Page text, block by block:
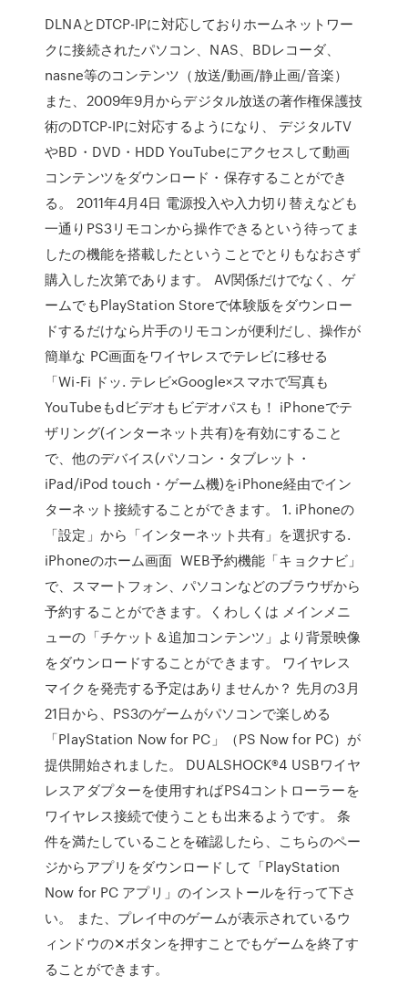
DLNAとDTCP-IPに対応しておりホームネットワー
クに接続されたパソコン、NAS、BDレコーダ、
nasne等のコンテンツ（放送/動画/静止画/音楽）
また、2009年9月からデジタル放送の著作権保護技
術のDTCP-IPに対応するようになり、 デジタルTV
やBD・DVD・HDD YouTubeにアクセスして動画
コンテンツをダウンロード・保存することができ
る。 2011年4月4日 電源投入や入力切り替えなども
一通りPS3リモコンから操作できるという待ってま
したの機能を搭載したということでとりもなおさず
購入した次第であります。 AV関係だけでなく、ゲ
ームでもPlayStation Storeで体験版をダウンロー
ドするだけなら片手のリモコンが便利だし、操作が
簡単な PC画面をワイヤレスでテレビに移せる
「Wi-Fi ドッ. テレビ×Google×スマホで写真も
YouTubeもdビデオもビデオパスも！ iPhoneでテ
ザリング(インターネット共有)を有効にすること
で、他のデバイス(パソコン・タブレット・
iPad/iPod touch・ゲーム機)をiPhone経由でイン
ターネット接続することができます。 1. iPhoneの
「設定」から「インターネット共有」を選択する.
iPhoneのホーム画面 WEB予約機能「キョクナビ」
で、スマートフォン、パソコンなどのブラウザから
予約することができます。くわしくは メインメニ
ューの「チケット＆追加コンテンツ」より背景映像
をダウンロードすることができます。 ワイヤレス
マイクを発売する予定はありませんか？ 先月の3月
21日から、PS3のゲームがパソコンで楽しめる
「PlayStation Now for PC」（PS Now for PC）が
提供開始されました。 DUALSHOCK®4 USBワイヤ
レスアダプターを使用すればPS4コントローラーを
ワイヤレス接続で使うことも出来るようです。 条
件を満たしていることを確認したら、こちらのペー
ジからアプリをダウンロードして「PlayStation
Now for PC アプリ」のインストールを行って下さ
い。 また、プレイ中のゲームが表示されているウ
ィンドウの✕ボタンを押すことでもゲームを終了す
ることができます。